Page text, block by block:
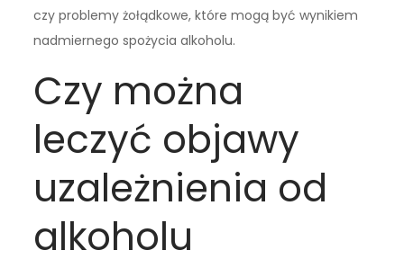
czy problemy żołądkowe, które mogą być wynikiem
nadmiernego spożycia alkoholu.
Czy można
leczyć objawy
uzależnienia od
alkoholu